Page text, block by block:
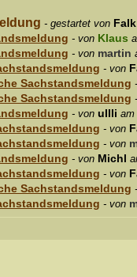
- gestartet von Falk
- von Klaus
- von martin
- von
Sachstandsmeldung
Sachstandsmeldung
- von ullli am
- von
- von
- von Michl
- von
Sachstandsmeldung
- von